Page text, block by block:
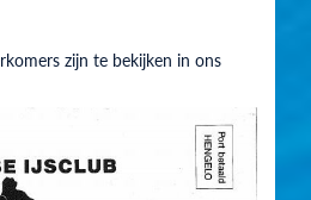
zijn te bekijken in ons